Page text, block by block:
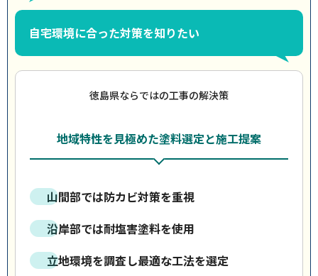
自宅環境に合った対策を知りたい
徳島県ならではの工事の解決策
地域特性を見極めた塗料選定と施工提案
山間部では防カビ対策を重視
沿岸部では耐塩害塗料を使用
立地環境を調査し最適な工法を選定